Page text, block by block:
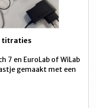
titraties
7 en EuroLab of WiLab
gemaakt met een